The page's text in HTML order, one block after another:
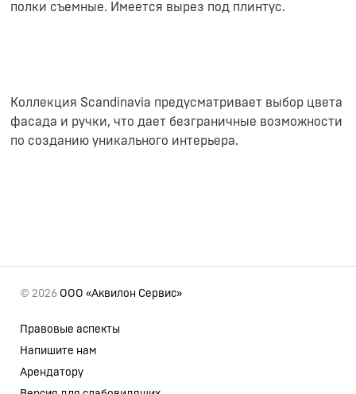
полки съемные. Имеется вырез под плинтус.
Коллекция Scandinavia предусматривает выбор цвета
фасада и ручки, что дает безграничные возможности
по созданию уникального интерьера.
© 2026 ООО «Аквилон Сервис»
Правовые аспекты
Напишите нам
Арендатору